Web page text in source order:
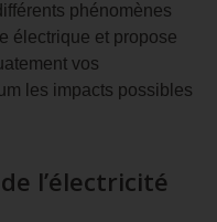
phénomènes
électrique et propose
vos
les impacts possibles
l’électricité